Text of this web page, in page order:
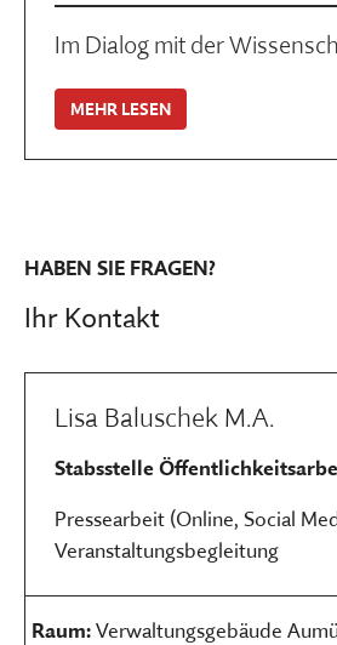
Im Dialog mit der
MEHR LESEN
Ihr Kontakt
HABEN SIE FRAGEN?
Lisa Baluschek M.A.
Stabsstelle
Pressearbeit (Online, Social
Veranstaltungsbegleitung
Raum:Verwaltungsgebäude